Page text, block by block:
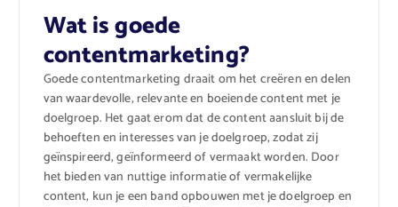
Wat is goede
contentmarketing?
Goede contentmarketing draait om het creëren en delen
van waardevolle, relevante en boeiende content met je
doelgroep. Het gaat erom dat de content aansluit bij de
behoeften en interesses van je doelgroep, zodat zij
geïnspireerd, geïnformeerd of vermaakt worden. Door
het bieden van nuttige informatie of vermakelijke
content, kun je een band opbouwen met je doelgroep en